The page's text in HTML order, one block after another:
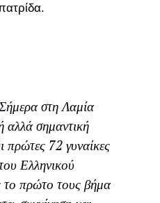
στη Λαμία
αλλά σημαντική
πρώτες 72 γυναίκες
Ελληνικού
το πρώτο τους βήμα